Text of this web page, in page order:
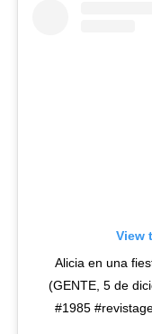
View
Alicia en una
(GENTE, 5 de
#1985